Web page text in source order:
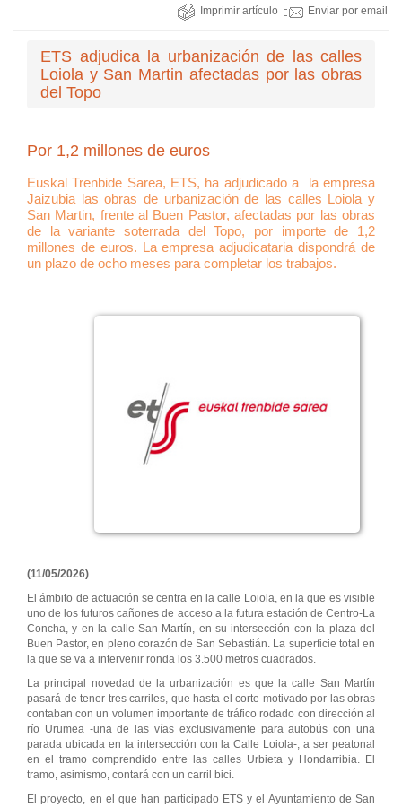
Imprimir artículo Enviar por email
ETS adjudica la urbanización de las calles
Loiola y San Martin afectadas por las obras
del Topo
Por 1,2 millones de euros
Euskal Trenbide Sarea, ETS, ha adjudicado a la empresa
Jaizubia las obras de urbanización de las calles Loiola y
San Martin, frente al Buen Pastor, afectadas por las obras
de la variante soterrada del Topo, por importe de 1,2
millones de euros. La empresa adjudicataria dispondrá de
un plazo de ocho meses para completar los trabajos.
(11/05/2026)
El ámbito de actuación se centra en la calle Loiola, en la que es visible
uno de los futuros cañones de acceso a la futura estación de Centro-La
Concha, y en la calle San Martín, en su intersección con la plaza del
Buen Pastor, en pleno corazón de San Sebastián. La superficie total en
la que se va a intervenir ronda los 3.500 metros cuadrados.
La principal novedad de la urbanización es que la calle San Martín
pasará de tener tres carriles, que hasta el corte motivado por las obras
contaban con un volumen importante de tráfico rodado con dirección al
río Urumea -una de las vías exclusivamente para autobús con una
parada ubicada en la intersección con la Calle Loiola-, a ser peatonal
en el tramo comprendido entre las calles Urbieta y Hondarribia. El
tramo, asimismo, contará con un carril bici.
El proyecto, en el que han participado ETS y el Ayuntamiento de San